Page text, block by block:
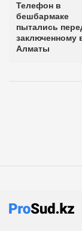
Телефон в
бешбармаке
пытались
заключенному
Алматы